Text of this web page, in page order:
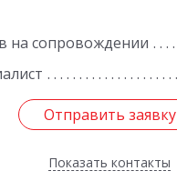
на сопровождении
Отправить заявку
Показать контакты
Отправить заявку
Назад